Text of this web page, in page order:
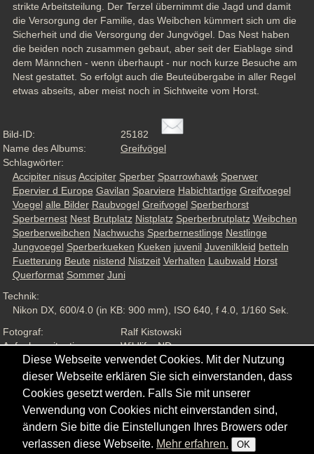
strikte Arbeitsteilung. Der Terzel übernimmt die Jagd und damit
die Versorgung der Familie, das Weibchen kümmert sich um die
Sicherheit und die Versorgung der Jungvögel. Das Nest haben
die beiden noch zusammen gebaut, aber seit der Eiablage sind
dem Männchen - wenn überhaupt - nur noch kurze Besuche am
Nest gestattet. So erfolgt auch die Beuteübergabe in aller Regel
etwas abseits, aber meist noch in Sichtweite vom Horst.
Bild-ID:
25182
Name des Albums:
Greifvögel
Schlagwörter:
Accipiter nisus Accipiter Sperber Sparrowhawk Sperwer
Epervier d Europe Gavilan Sparviere Habichtartige Greifvoegel
Voegel alle Bilder Raubvogel Greifvogel Sperberhorst
Sperbernest Nest Brutplatz Nistplatz Sperberbrutplatz Weibchen
Sperberweibchen Nachwuchs Sperbernestlinge Nestlinge
Jungvoegel Sperberkueken Kueken juvenil Juvenilkleid betteln
Fuetterung Beute nistend Nistzeit Verhalten Laubwald Horst
Querformat Sommer Juni
Technik:
Nikon DX, 600/4.0 (in KB: 900 mm), ISO 640, f 4.0, 1/160 Sek.
Fotograf:
Ralf Kistowski
Aufnahmesituation:
Wildlife, ND
Ansichten:
1342
Copyright © - 2026 - Gordana & Ralf Kistowski
Diese Webseite verwendet Cookies. Mit der Nutzung
dieser Webseite erklären Sie sich einverstanden, dass
Cookies gesetzt werden. Falls Sie mit unserer
Verwendung von Cookies nicht einverstanden sind,
ändern Sie bitte die Einstellungen Ihres Browers oder
verlassen diese Webseite. Mehr erfahren. OK